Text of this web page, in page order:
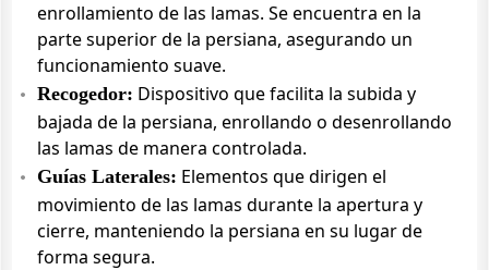
enrollamiento de las lamas. Se encuentra en la
parte superior de la persiana, asegurando un
funcionamiento suave.
Recogedor: Dispositivo que facilita la subida y
bajada de la persiana, enrollando o desenrollando
las lamas de manera controlada.
Guías Laterales: Elementos que dirigen el
movimiento de las lamas durante la apertura y
cierre, manteniendo la persiana en su lugar de
forma segura.